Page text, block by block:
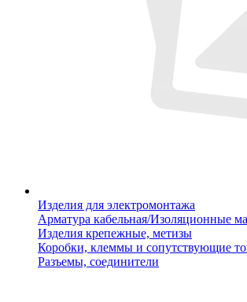
Изделия для электромонтажа
Арматура кабельная/Изоляционные
Изделия крепежные, метизы
Коробки, клеммы и сопутствующие
Разъемы, соединители